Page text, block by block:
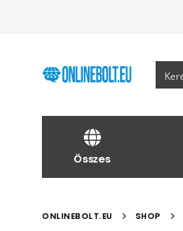
Összes
ONLINEBOLT.EU SHOP